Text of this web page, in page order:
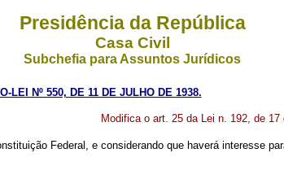
Presidência da República
Casa Civil
Subchefia para Assuntos Jurídicos
LEI Nº 550, DE 11 DE JULHO DE 1938.
Modifica o art. 25 da Lei n. 192, de 17
Federal, e considerando que haverá interesse